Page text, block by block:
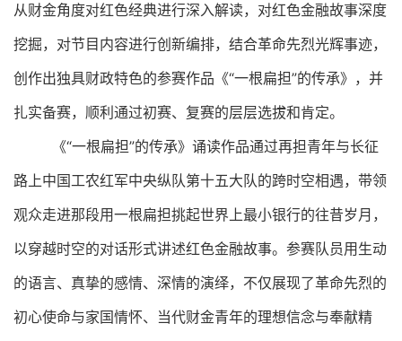
从财金角度对红色经典进行深入解读，对红色金融故事深度
挖掘，对节目内容进行创新编排，结合革命先烈光辉事迹，
创作出独具财政特色的参赛作品《“一根扁担”的传承》，并
扎实备赛，顺利通过初赛、复赛的层层选拔和肯定。
《“一根扁担”的传承》诵读作品通过再担青年与长征
路上中国工农红军中央纵队第十五大队的跨时空相遇，带领
观众走进那段用一根扁担挑起世界上最小银行的往昔岁月，
以穿越时空的对话形式讲述红色金融故事。参赛队员用生动
的语言、真挚的感情、深情的演绎，不仅展现了革命先烈的
初心使命与家国情怀、当代财金青年的理想信念与奉献精